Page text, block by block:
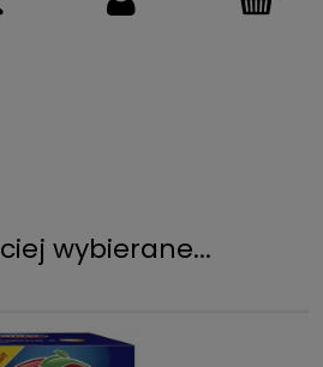
wybierane...